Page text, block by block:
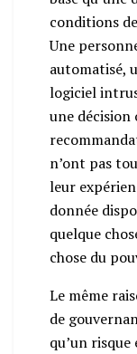
conditions
Une
automatisé,
logiciel
une décision
n’ont pas
leur
donnée
quelque
chose du
Le même
de
qu’un